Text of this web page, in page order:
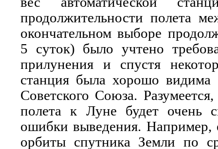
продолжительности полета
окончательном выборе
5 суток) было учтено
прилунения и спустя
станция была хорошо видима
Советского Союза.
полета к Луне будет очень
ошибки выведения. Например,
орбиты спутника Земли по